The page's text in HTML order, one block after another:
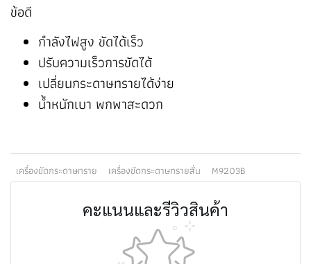
ข้อดี
กำลังไฟสูง ขัดได้เร็ว
ปรับความเร็วการขัดได้
เปลี่ยนกระดาษทรายได้ง่าย
น้ำหนักเบา พกพาสะดวก
เครื่องขัดกระดาษทราย เครื่องขัดกระดาษทรายสั่น M9203B
คะแนนและรีวิวสินค้า